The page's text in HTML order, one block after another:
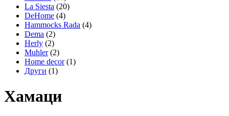
La Siesta (20)
DeHome (4)
Hammocks Rada (4)
Dema (2)
Herly (2)
Muhler (2)
Home decor (1)
Други (1)
Хамаци